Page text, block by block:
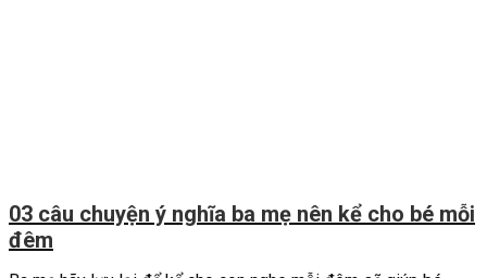
03 câu chuyện ý nghĩa ba mẹ nên kể cho bé mỗi
đêm